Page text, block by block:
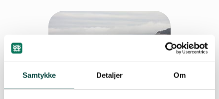
Samtykke Detaljer Om
Sør-Varanger
Tana og Varanger